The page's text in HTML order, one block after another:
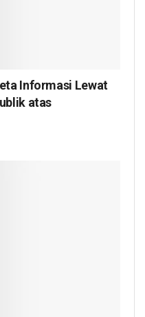
Informasi Lewat
atas